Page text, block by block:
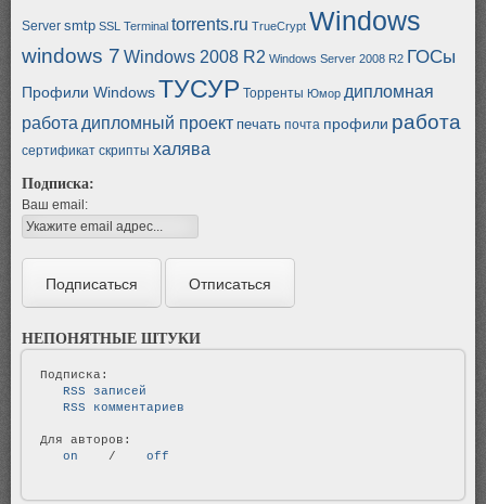
Server smtp SSL Terminal torrents.ru TrueCrypt Windows
windows 7 Windows 2008 R2 Windows Server 2008 R2 ГОСы
Профили WindowsТУСУР Торренты Юмор дипломная
работа дипломный проект печать почта профили работа
сертификат скрипты халява
Подписка:
Ваш email:
НЕПОНЯТНЫЕ ШТУКИ
   RSS записей
   RSS комментариев
   on
/
   off